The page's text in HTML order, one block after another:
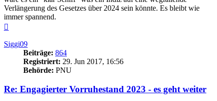
Verlängerung des Gesetzes über 2024 sein könnte. Es bleibt wie
immer spannend.
Siggi09
Beiträge: 864
Registriert: 29. Jun 2017, 16:56
Behörde: PNU
Re: Engagierter Vorruhestand 2023 - es geht weiter